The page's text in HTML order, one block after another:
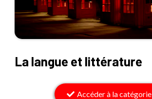
La langue et littérature
Accéder à la catégorie